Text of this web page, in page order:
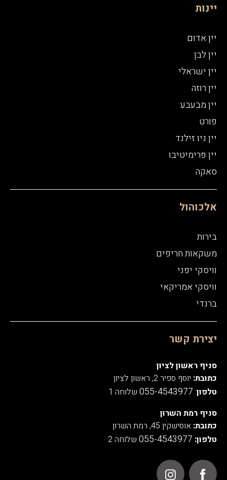
יינות
יין אדום
יין לבן
יין ישראלי
יין רוזה
יין מבעבע
פורט
יין ניו זילנד
יין פרימיטיבו
סאקה
אלכוהול
בירות
משקאות חריפים
וויסקי יפני
וויסקי אמריקאי
ברנדי
יצירת קשר
סניף ראשון לציון
כתובת: יוסף ספיר 2, ראשון לציון
טלפון:
055-4543977 שלוחה 1
סניף רמת השרון
כתובת: אוסישקין 45, רמת השרון
טלפון: 055-4543977 שלוחה 2